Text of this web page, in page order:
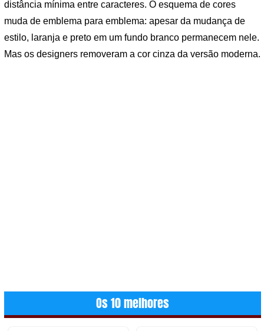
distância mínima entre caracteres. O esquema de cores
muda de emblema para emblema: apesar da mudança de
estilo, laranja e preto em um fundo branco permanecem nele.
Mas os designers removeram a cor cinza da versão moderna.
Os 10 melhores